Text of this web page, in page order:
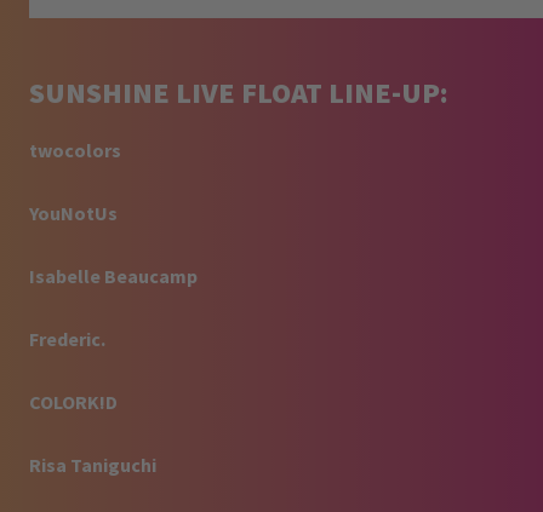
SUNSHINE LIVE FLOAT LINE-UP:
twocolors
YouNotUs
Isabelle Beaucamp
Frederic.
COLORK!D
Risa Taniguchi